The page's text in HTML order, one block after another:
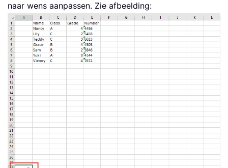
naar wens aanpassen. Zie afbeelding: